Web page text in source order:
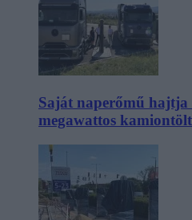
Saját naperőmű hajtja
megawattos